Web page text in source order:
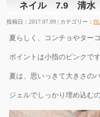
ネイル 7.9 清水
投稿日：2017.07.09 | カテゴリー：
夏らしく、コンチョやター
ポイントは小指のピンクです
夏は、思いっきて大きさの
ジェルでしっかり埋め込む